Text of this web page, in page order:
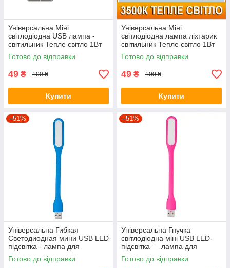
Універсальна Міні
світлодіодна USB лампа -
світильник Тепле світло 1Вт
3500К, нічник(01238)
Готово до відправки
49 ₴ 100 ₴
Купити
Універсальна Міні
світлодіодна лампа ліхтарик
світильник Тепле світло 1Вт
3500К, нічник
Готово до відправки
49 ₴ 100 ₴
Купити
–51%
Універсальна Гибкая
Светодиодная мини USB LED
підсвітка - лампа для
Ноутбука, Power Bank Синій
Готово до відправки
–51%
Універсальна Гнучка
світлодіодна міні USB LED-
підсвітка — лампа для
Ноутбука, Power Bank
Рожевий
Готово до відправки